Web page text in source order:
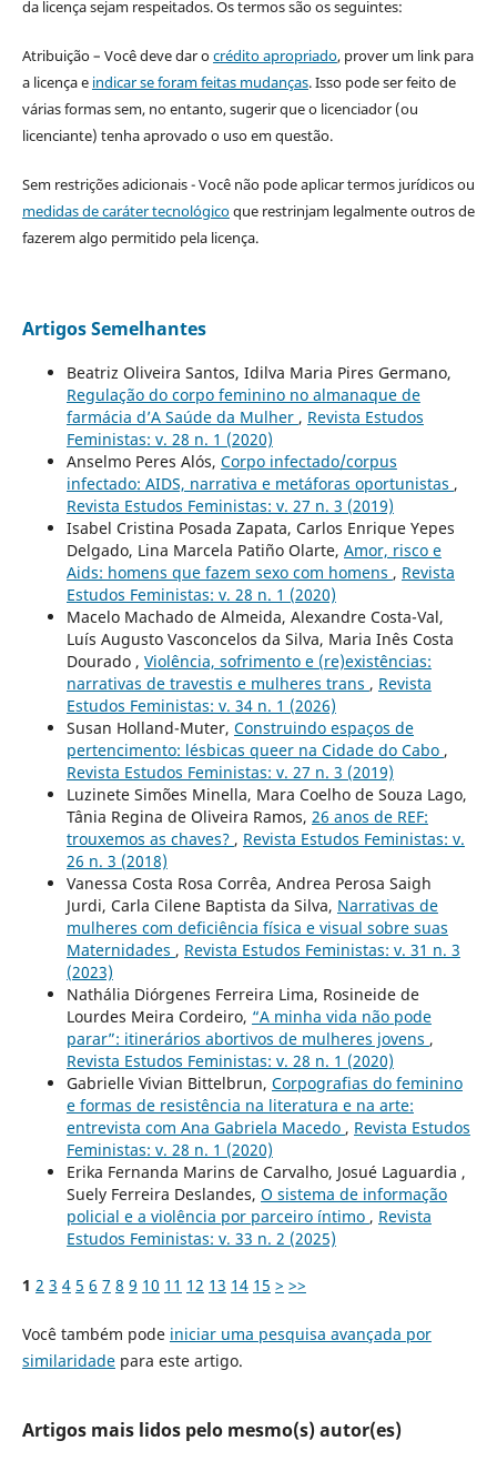
da licença sejam respeitados. Os termos são os seguintes:
Atribuição – Você deve dar ocrédito apropriado, prover um link para
a licença e indicar se foram feitas mudanças. Isso pode ser feito de
várias formas sem, no entanto, sugerir que o licenciador (ou
licenciante) tenha aprovado o uso em questão.
Sem restrições adicionais - Você não pode aplicar termos jurídicos ou
medidas de caráter tecnológicoque restrinjam legalmente outros de
fazerem algo permitido pela licença.
Artigos Semelhantes
Beatriz Oliveira Santos, Idilva Maria Pires Germano,
Regulação do corpo feminino no almanaque de
farmácia d’A Saúde da Mulher , Revista Estudos
Feministas: v. 28 n. 1 (2020)
Anselmo Peres Alós, Corpo infectado/corpus
infectado: AIDS, narrativa e metáforas oportunistas ,
Revista Estudos Feministas: v. 27 n. 3 (2019)
Isabel Cristina Posada Zapata, Carlos Enrique Yepes
Delgado, Lina Marcela Patiño Olarte, Amor, risco e
Aids: homens que fazem sexo com homens , Revista
Estudos Feministas: v. 28 n. 1 (2020)
Macelo Machado de Almeida, Alexandre Costa-Val,
Luís Augusto Vasconcelos da Silva, Maria Inês Costa
Dourado , Violência, sofrimento e (re)existências:
narrativas de travestis e mulheres trans , Revista
Estudos Feministas: v. 34 n. 1 (2026)
Susan Holland-Muter, Construindo espaços de
pertencimento: lésbicas queer na Cidade do Cabo ,
Revista Estudos Feministas: v. 27 n. 3 (2019)
Luzinete Simões Minella, Mara Coelho de Souza Lago,
Tânia Regina de Oliveira Ramos, 26 anos de REF:
trouxemos as chaves? , Revista Estudos Feministas: v.
26 n. 3 (2018)
Vanessa Costa Rosa Corrêa, Andrea Perosa Saigh
Jurdi, Carla Cilene Baptista da Silva, Narrativas de
mulheres com deficiência física e visual sobre suas
Maternidades , Revista Estudos Feministas: v. 31 n. 3
(2023)
Nathália Diórgenes Ferreira Lima, Rosineide de
Lourdes Meira Cordeiro, “A minha vida não pode
parar”: itinerários abortivos de mulheres jovens ,
Revista Estudos Feministas: v. 28 n. 1 (2020)
Gabrielle Vivian Bittelbrun, Corpografias do feminino
e formas de resistência na literatura e na arte:
entrevista com Ana Gabriela Macedo , Revista Estudos
Feministas: v. 28 n. 1 (2020)
Erika Fernanda Marins de Carvalho, Josué Laguardia ,
Suely Ferreira Deslandes, O sistema de informação
policial e a violência por parceiro íntimo , Revista
Estudos Feministas: v. 33 n. 2 (2025)
1 2 3 4 5 6 7 8 9 10 11 12 13 14 15 > >>
Você também pode iniciar uma pesquisa avançada por
similaridadepara este artigo.
Artigos mais lidos pelo mesmo(s) autor(es)